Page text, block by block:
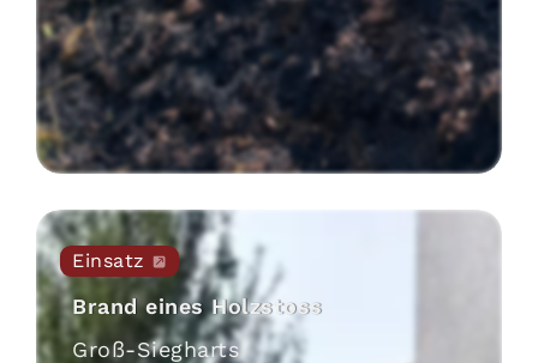
Einsatz
Brand eines Holzstoss
Groß-Siegharts